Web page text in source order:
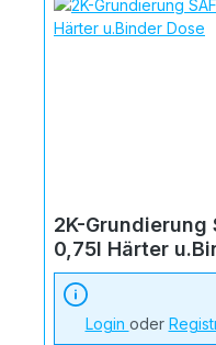
2K-Grundierung
0,75l Härter
Login oder